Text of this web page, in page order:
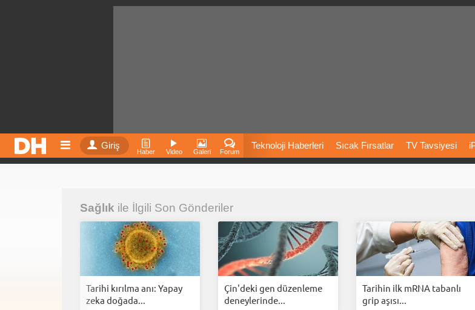
Giriş
Haber Video Galeri Forum
Teknoloji Haberleri Sıcak Fırsatlar TV Tavsiyesi
İnstagram Dondurma İnstagram Çöktü Mü
Sağlık ile İlgili Son Gönderiler
Tarihi kırılma anı: Yapay
zeka doğada...
Çin'deki gen düzenleme
deneylerinde...
Tarihin ilk mRNA tabanlı
grip aşısı...